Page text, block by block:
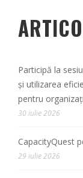
Participă la
și utilizarea
pentru
30 iulie 2026
CapacityQuest
29 iulie 2026